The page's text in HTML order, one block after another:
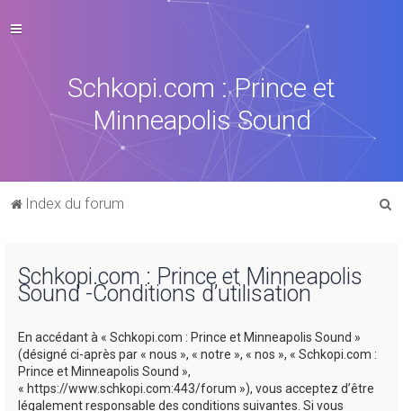
Schkopi.com : Prince et
Minneapolis Sound
Index du forum
Schkopi.com : Prince et Minneapolis
Sound -Conditions d’utilisation
En accédant à « Schkopi.com : Prince et Minneapolis Sound »
(désigné ci-après par « nous », « notre », « nos », « Schkopi.com :
Prince et Minneapolis Sound »,
« https://www.schkopi.com:443/forum »), vous acceptez d’être
légalement responsable des conditions suivantes. Si vous